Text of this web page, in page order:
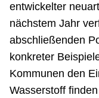
entwickelter
nächstem Jahr
abschließenden
konkreter
Kommunen den
Wasserstoff